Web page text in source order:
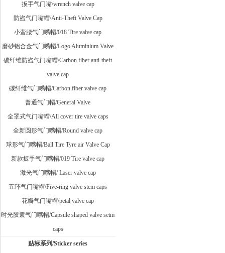
扳手气门嘴/wrench valve cap
防盗气门嘴帽/Anti-Theft Valve Cap
小蛮腰气门嘴帽/018 Tire valve cap
磨砂铝合金气门嘴帽/Logo Aluminium Valve
碳纤维防盗气门嘴帽/Carbon fiber anti-theft
valve cap
碳纤维气门嘴帽/Carbon fiber valve cap
普通气门帽/General Valve
全罩式气门嘴帽/All cover tire valve caps
全新圆形气门嘴帽/Round valve cap
球形气门嘴帽/Ball Tire Tyre air Valve Cap
新款扳手气门嘴帽/019 Tire valve cap
激光气门嘴帽/ Laser valve cap
五环气门嘴帽/Five-ring valve stem caps
花瓣气门嘴帽/petal valve cap
时光胶囊气门嘴帽/Capsule shaped valve setm
caps
贴标系列/Sticker series